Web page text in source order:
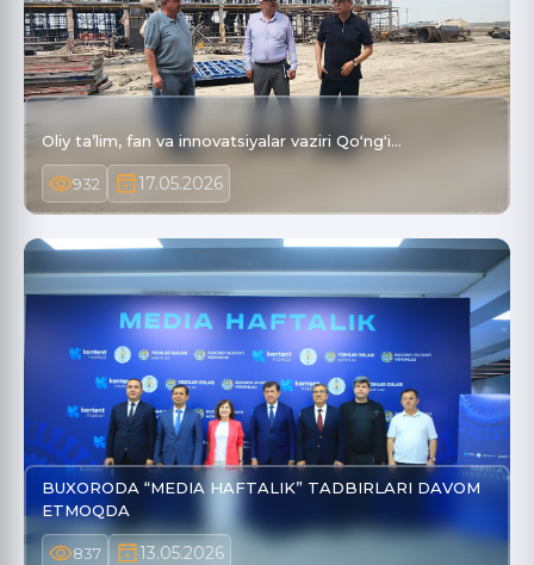
Oliy ta’lim, fan va innovatsiyalar vaziri Qoʻngʻi…
932 17.05.2026
BUXORODA “MEDIA HAFTALIK” TADBIRLARI DAVOM
ETMOQDA
837 13.05.2026